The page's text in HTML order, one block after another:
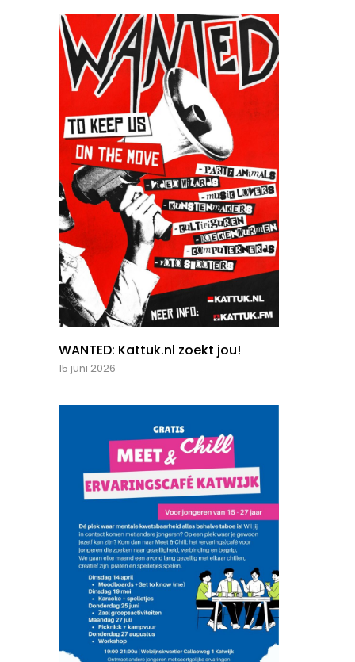
WANTED: Kattuk.nl zoekt jou!
15 juni 2026